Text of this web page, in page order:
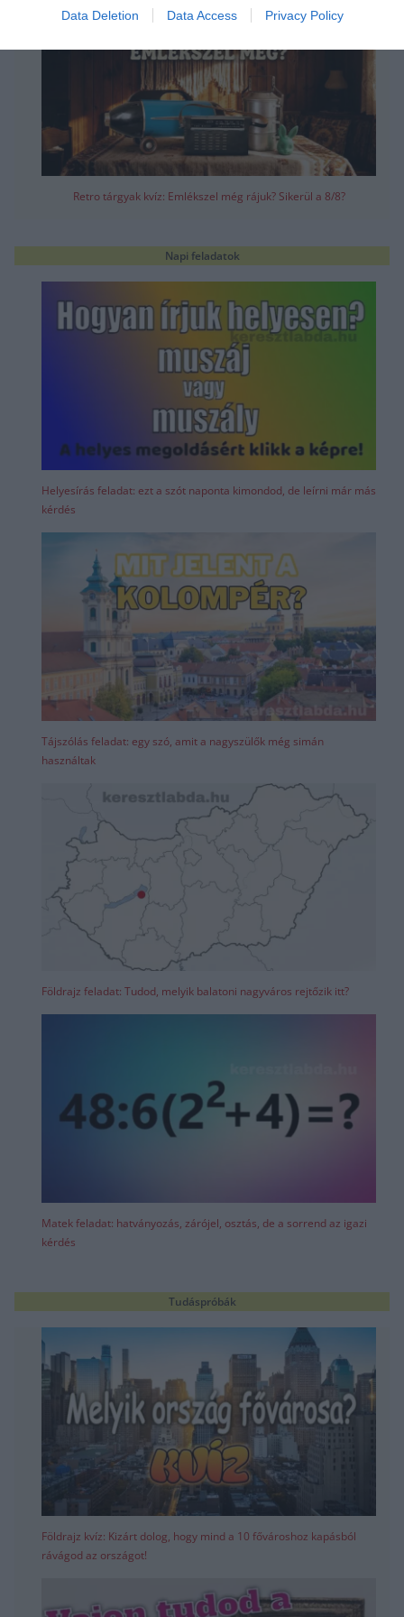
Data Deletion Data Access Privacy Policy
Retro tárgyak kvíz: Emlékszel még rájuk? Sikerül a 8/8?
Napi feladatok
Helyesírás feladat: ezt a szót naponta kimondod, de leírni már más
kérdés
Tájszólás feladat: egy szó, amit a nagyszülők még simán
használtak
Földrajz feladat: Tudod, melyik balatoni nagyváros rejtőzik itt?
Matek feladat: hatványozás, zárójel, osztás, de a sorrend az igazi
kérdés
Tudáspróbák
Földrajz kvíz: Kizárt dolog, hogy mind a 10 fővároshoz kapásból
rávágod az országot!